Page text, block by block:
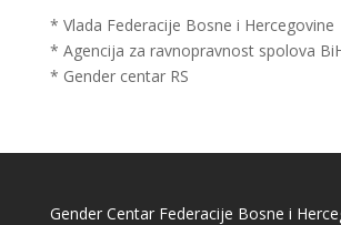
* Vlada Federacije Bosne i Hercegovine
* Agencija za ravnopravnost spolova
* Gender centar RS
Gender Centar Federacije Bosne i